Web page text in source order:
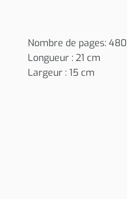
Nombre de pages: 480
Longueur : 21 cm
Largeur : 15 cm